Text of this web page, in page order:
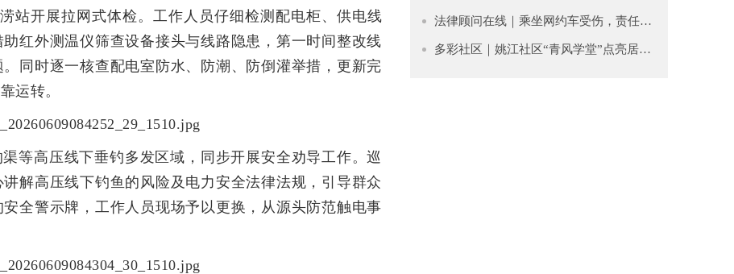
站开展拉网式体检。工作人员仔细检测配电柜、供电线
红外测温仪筛查设备接头与线路隐患，第一时间整改线
同时逐一核查配电室防水、防潮、防倒灌举措，更新完
运转。
等高压线下垂钓多发区域，同步开展安全劝导工作。巡
解高压线下钓鱼的风险及电力安全法律法规，引导群众
全警示牌，工作人员现场予以更换，从源头防范触电事
法律顾问在线｜乘坐网约车受伤，责任谁担？
多彩社区｜姚江社区“青风学堂”点亮居民文化生活